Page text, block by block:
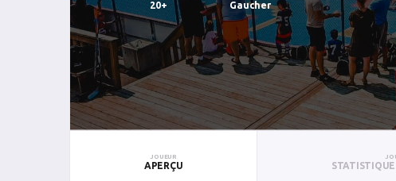
20+ Gaucher
JOUEUR
APERÇU